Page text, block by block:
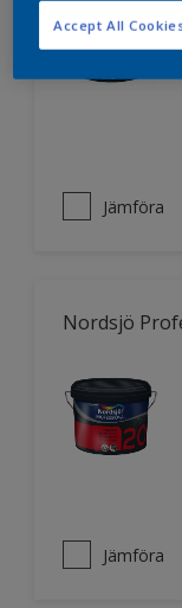
Jämföra
Nordsjö
Jämföra
Accept All